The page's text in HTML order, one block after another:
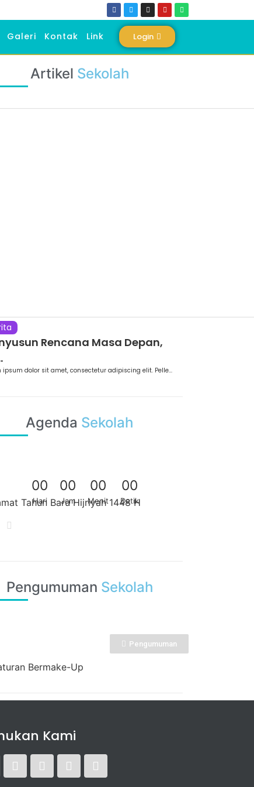
Galeri Kontak Link Login
Artikel Sekolah
Rencana Masa Depan,
ipsum dolor sit amet, consectetur adipiscing elit. Pelle...
Agenda Sekolah
Tahun Baru Hijriyah 1448 H
00
Hari
00
Jam
00
Menit
00
Detik
Pengumuman Sekolah
Pengumuman
Bermake-Up
Kami